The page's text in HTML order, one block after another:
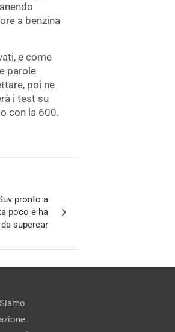
a benzina
e come
parole
poi ne
i test su
con la 600.
pronto a
poco e ha
supercar